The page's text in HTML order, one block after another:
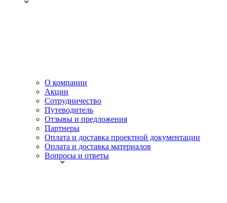
О компании
Акции
Сотрудничество
Путеводитель
Отзывы и предложения
Партнеры
Оплата и доставка проектной документации
Оплата и доставка материалов
Вопросы и ответы